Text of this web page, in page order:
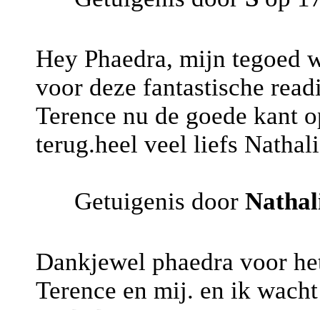
Hey Phaedra, mijn tegoed
voor deze fantastische
Terence nu de goede kant
terug.heel veel liefs
Getuigenis door
Dankjewel phaedra voor
Terence en mij. en ik